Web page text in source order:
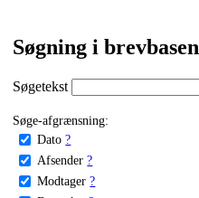
Søgning i brevbasen
Søgetekst
Søge-afgrænsning:
Dato ?
Afsender ?
Modtager ?